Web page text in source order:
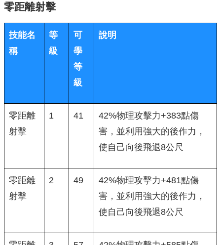
零距離射擊
技能名
稱
等
級
可
學
等
級
說明
零距離
射擊
1 41
42%物理攻擊力+383點傷
害，並利用強大的後作力，
使自己向後飛退8公尺
零距離
射擊
2 49
42%物理攻擊力+481點傷
害，並利用強大的後作力，
使自己向後飛退8公尺